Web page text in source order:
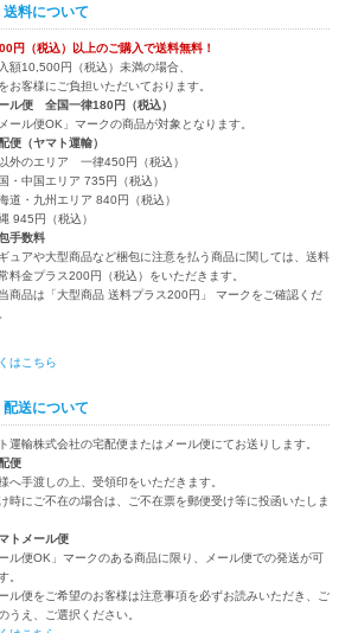
送料について
円（税込）以上のご購入で送料無料！
額10,500円（税込）未満の場合、
お客様にご負担いただいております。
ル便 全国一律180円（税込）
ール便OK」マークの商品が対象となります。
便（ヤマト運輸）
外のエリア 一律450円（税込）
・中国エリア 735円（税込）
道・九州エリア 840円（税込）
945円（税込）
手数料
ュアや大型商品など梱包に注意を払う商品に関しては、送料
料金プラス200円（税込）をいただきます。
商品は「大型商品 送料プラス200円」 マークをご確認くだ
はこちら
配送について
運輸株式会社の宅配便またはメール便にてお送りします。
便
へ手渡しの上、受領印をいただきます。
時にご不在の場合は、ご不在票を郵便受け等に投函いたしま
トメール便
ール便OK」マークのある商品に限り、メール便での発送が可
。
ル便をご希望のお客様は注意事項を必ずお読みいただき、ご
うえ、ご選択ください。